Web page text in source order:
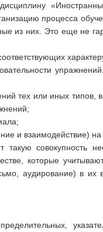
процесса
из них. Это еще не
тех или иных типов,
и взаимодействие)
совокупность
которые
аудирование) в